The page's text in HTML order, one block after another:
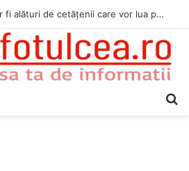
Jandarmii tulceni vor fi alături de cetățenii care vor lua parte la Festivalul Folk Țestos